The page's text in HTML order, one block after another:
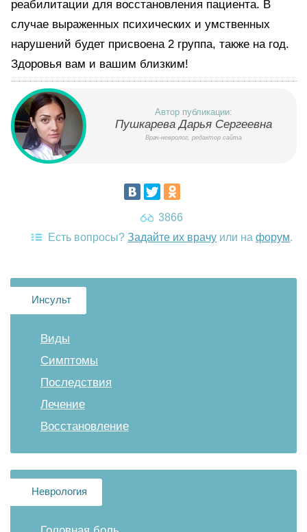
реабилитации для восстановления пациента. В
случае выраженных психических и умственных
нарушений будет присвоена 2 группа, также на год.
Здоровья вам и вашим близким!
Автор публикации:
Пушкарева Дарья Сергеевна
Врач-невролог, редактор сайта
3866
Есть вопросы? Задайте их врачу или на форум.
Инсульт
Виды
Симптомы
Последствия
Лечение
Восстановление
Неврология